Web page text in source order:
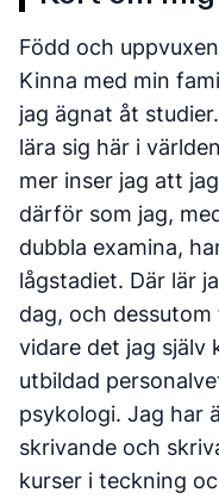
Född och
Kinna med min
jag ägnat åt
lära sig här i
mer inser jag att
därför som jag,
dubbla examina,
lågstadiet. Där lär
dag, och
vidare det jag själv
utbildad
psykologi. Jag har
skrivande och
kurser i teckning